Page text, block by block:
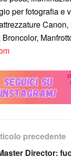
per fotografia e
precedente
Director: